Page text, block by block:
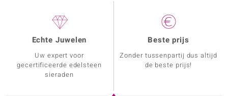
Echte Juwelen
Uw expert voor
gecertificeerde edelsteen
sieraden
Beste prijs
Zonder tussenpartij dus altijd
de beste prijs!